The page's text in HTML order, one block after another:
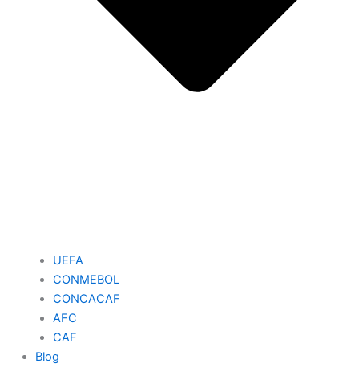
UEFA
CONMEBOL
CONCACAF
AFC
CAF
Blog